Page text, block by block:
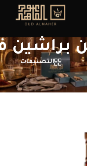
براشين
التصنيفات
“دهن براشين فاخر”